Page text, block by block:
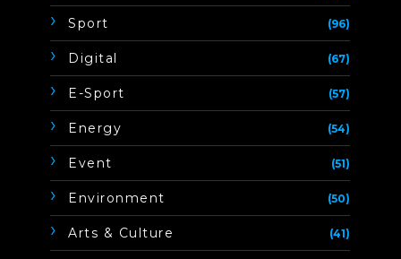
Sport (96)
Digital (67)
E-Sport (57)
Energy (54)
Event (51)
Environment (50)
Arts & Culture (41)